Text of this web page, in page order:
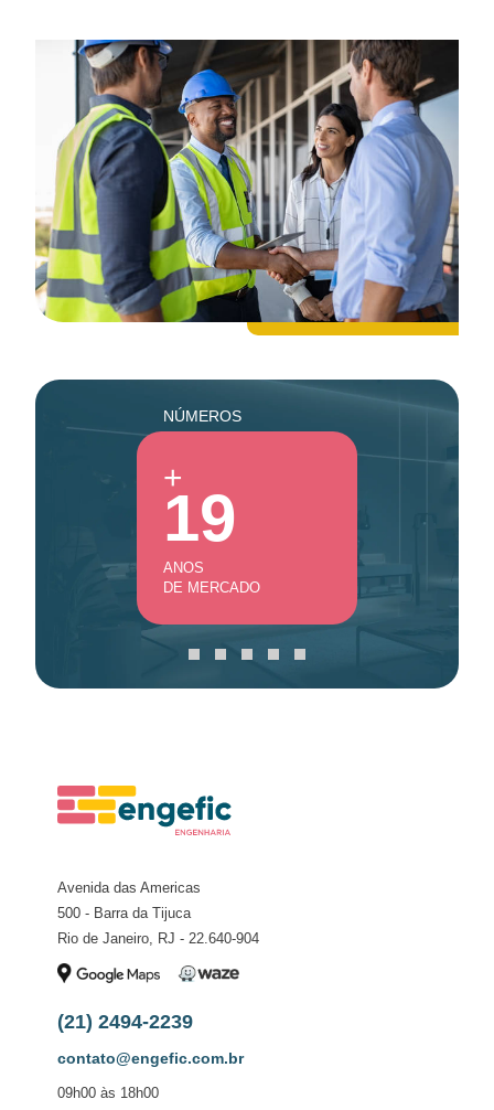
NÚMEROS
+
19
ANOS
DE MERCADO
Avenida das Americas
500 - Barra da Tijuca
Rio de Janeiro, RJ - 22.640-904
(21) 2494-2239
contato@engefic.com.br
09h00 às 18h00